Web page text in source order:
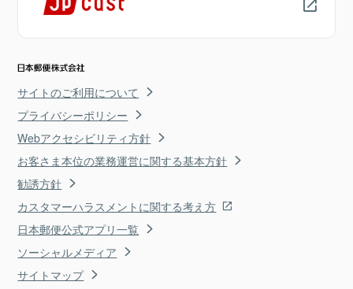
サイトのご利用について
プライバシーポリシー
Webアクセシビリティ方針
お客さま本位の業務運営に関する基本方針
勧誘方針
カスタマーハラスメントに関する考え方
日本郵便公式アプリ一覧
ソーシャルメディア
サイトマップ